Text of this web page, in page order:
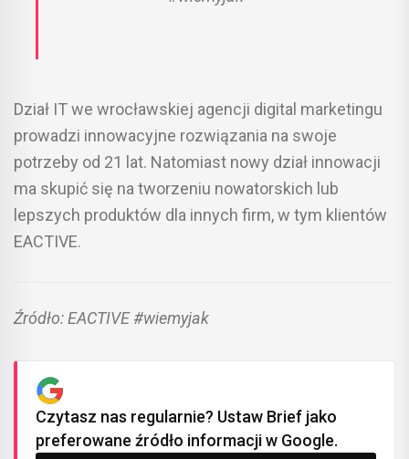
Dział IT we wrocławskiej agencji digital marketingu
prowadzi innowacyjne rozwiązania na swoje
potrzeby od 21 lat. Natomiast nowy dział innowacji
ma skupić się na tworzeniu nowatorskich lub
lepszych produktów dla innych firm, w tym klientów
EACTIVE.
Źródło: EACTIVE #wiemyjak
Czytasz nas regularnie? Ustaw Brief jako
preferowane źródło informacji w Google.